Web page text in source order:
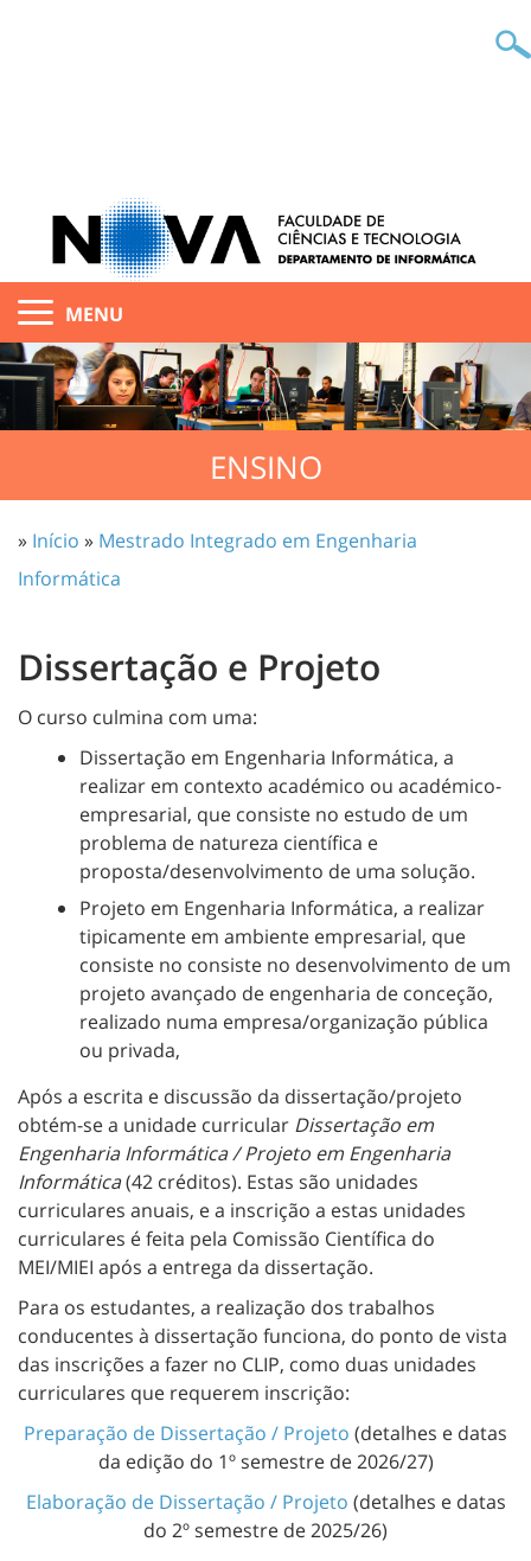
MENU
ENSINO
» Início » Mestrado Integrado em Engenharia
Informática
Dissertação e Projeto
O curso culmina com uma:
Dissertação em Engenharia Informática, a
realizar em contexto académico ou académico-
empresarial, que consiste no estudo de um
problema de natureza científica e
proposta/desenvolvimento de uma solução.
Projeto em Engenharia Informática, a realizar
tipicamente em ambiente empresarial, que
consiste no consiste no desenvolvimento de um
projeto avançado de engenharia de conceção,
realizado numa empresa/organização pública
ou privada,
Após a escrita e discussão da dissertação/projeto
obtém-se a unidade curricular Dissertação em
Engenharia Informática / Projeto em Engenharia
Informática(42 créditos). Estas são unidades
curriculares anuais, e a inscrição a estas unidades
curriculares é feita pela Comissão Científica do
MEI/MIEI após a entrega da dissertação.
Para os estudantes, a realização dos trabalhos
conducentes à dissertação funciona, do ponto de vista
das inscrições a fazer no CLIP, como duas unidades
curriculares que requerem inscrição:
Preparação de Dissertação / Projeto (detalhes e datas
da edição do 1º semestre de 2026/27)
Elaboração de Dissertação / Projeto (detalhes e datas
do 2º semestre de 2025/26)